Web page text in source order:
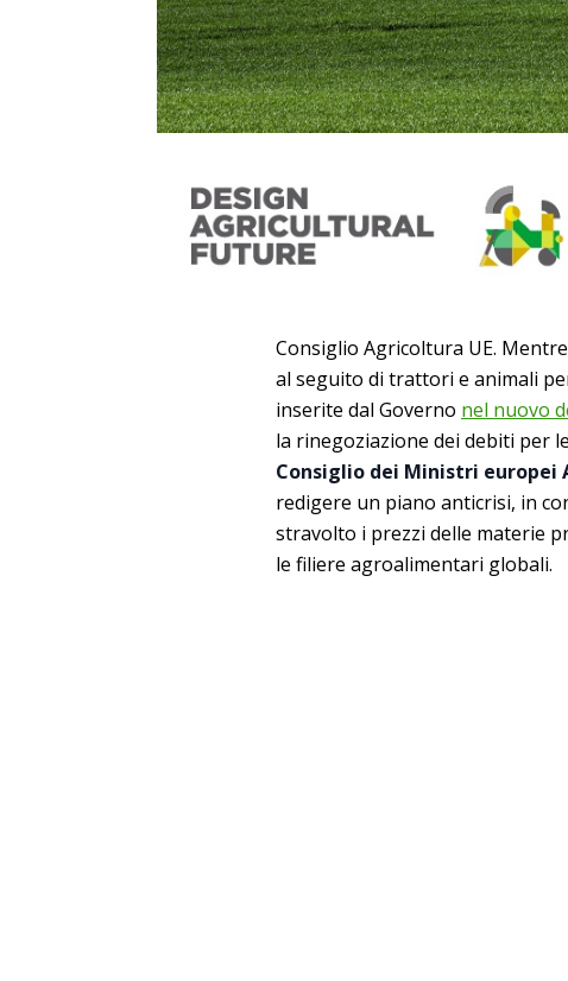
Consiglio Agricoltura UE.
al seguito di trattori e animali
inserite dal Governo nel nuovo
la rinegoziazione dei debiti per
Consiglio dei Ministri europei
redigere un piano anticrisi, in
stravolto i prezzi delle materie
le filiere agroalimentari globali.